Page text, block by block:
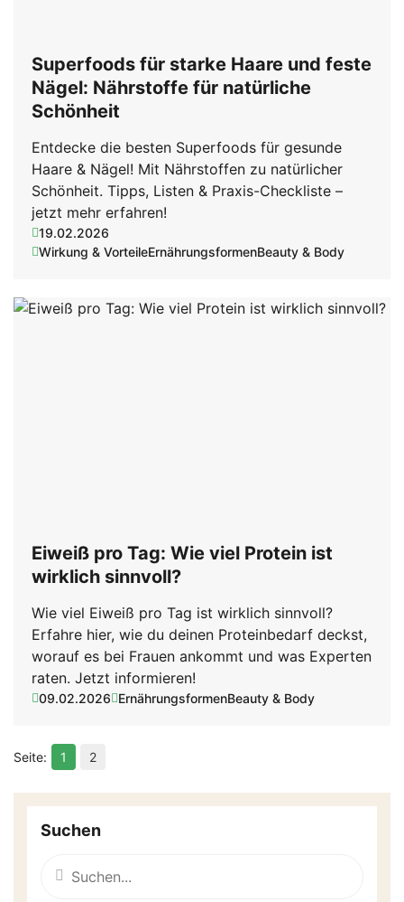
Superfoods für starke Haare und feste
Nägel: Nährstoffe für natürliche
Schönheit
Entdecke die besten Superfoods für gesunde
Haare & Nägel! Mit Nährstoffen zu natürlicher
Schönheit. Tipps, Listen & Praxis-Checkliste –
jetzt mehr erfahren!
19.02.2026
Wirkung & VorteileErnährungsformenBeauty & Body
Eiweiß pro Tag: Wie viel Protein ist
wirklich sinnvoll?
Wie viel Eiweiß pro Tag ist wirklich sinnvoll?
Erfahre hier, wie du deinen Proteinbedarf deckst,
worauf es bei Frauen ankommt und was Experten
raten. Jetzt informieren!
09.02.2026 ErnährungsformenBeauty & Body
1 2
Suchen